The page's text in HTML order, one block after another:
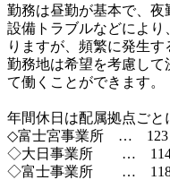
勤務は昼勤が基本で、夜
設備トラブルなどによ
りますが、頻繁に発生す
勤務地は希望を考慮して
て働くことができます。
年間休日は配属拠点ごと
◇富士宮事業所　…　123
◇大日事業所　　…　
◇富士事業所　　…　